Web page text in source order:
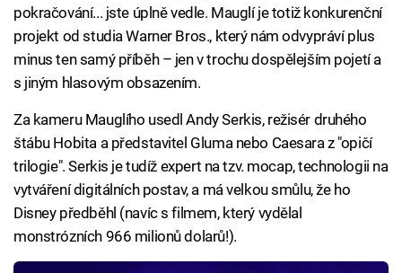
pokračování... jste úplně vedle. Mauglí je totiž konkurenční
projekt od studia Warner Bros., který nám odvypráví plus
minus ten samý příběh – jen v trochu dospělejším pojetí a
s jiným hlasovým obsazením.
Za kameru Mauglího usedl Andy Serkis, režisér druhého
štábu Hobita a představitel Gluma nebo Caesara z "opičí
trilogie". Serkis je tudíž expert na tzv. mocap, technologii na
vytváření digitálních postav, a má velkou smůlu, že ho
Disney předběhl (navíc s filmem, který vydělal
monstrózních 966 milionů dolarů!).